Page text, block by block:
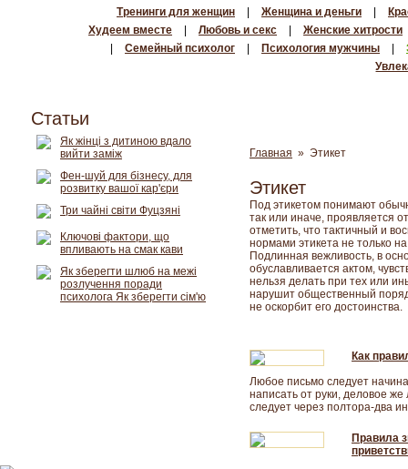
Тренинги для женщин Женщина и деньги
Худеем вместе
Любовь и секс
Женские хитрости
Семейный психолог Психология мужчины
Главная » Этикет
Этикет
Под этикетом понимают
так или иначе, проявляется
отметить, что тактичный и
нормами этикета не только
Подлинная вежливость, в
обуславливается актом,
нельзя делать при тех или
нарушит общественный
не оскорбит его достоинства.
Как
Любое письмо следует
написать от руки, деловое
следует через полтора-два
Правила
Статьи
Як жінці з дитиною вдало
вийти заміж
Фен-шуй для бізнесу, для
розвитку вашої кар'єри
Три чайні світи Фуцзяні
Ключові фактори, що
впливають на смак кави
Як зберегти шлюб на межі
розлучення поради
психолога Як зберегти сім'ю